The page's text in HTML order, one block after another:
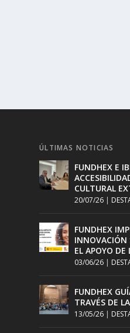
ÚLTIMAS NOTICIAS
FUNDHEX E
CULTURAL
20/07/26 |
FUNDHEX
INNOVACIÓN
EL APOYO
03/06/26 |
FUNDHEX
TRAVÉS DE
13/05/26 |